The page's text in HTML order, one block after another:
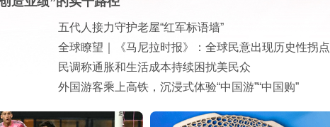
五代人接力守护老屋“红军标语墙”
全球瞭望｜《马尼拉时报》：全球民意出现历史性拐点
民调称通胀和生活成本持续困扰美民众
外国游客乘上高铁，沉浸式体验“中国游”“中国购”